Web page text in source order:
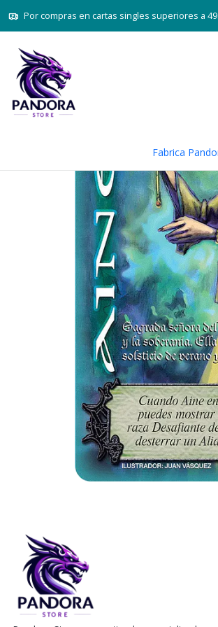
Fabrica
Por compras en cartas singles superiores a
Inicio